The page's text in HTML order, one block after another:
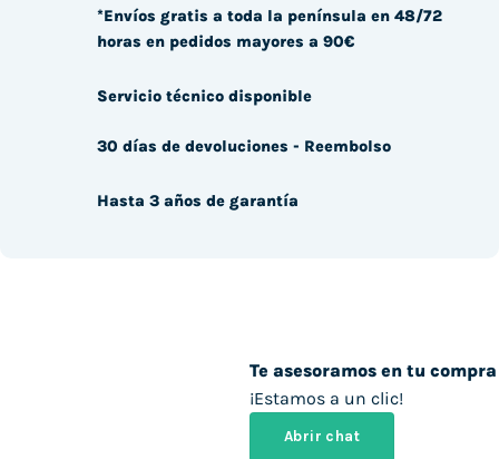
Te asesoramos en tu compra
¡Estamos a un clic!
Abrir chat
*Envíos gratis a toda la península en 48/72
horas en pedidos mayores a 90€
Servicio técnico disponible
30 días de devoluciones - Reembolso
Hasta 3 años de garantía